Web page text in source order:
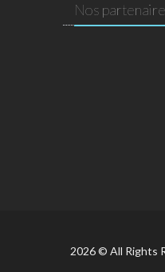
Nos
2026 © All Rights